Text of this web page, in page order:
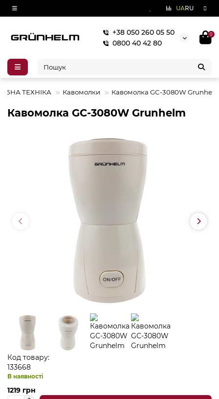
UARU
+38 050 260 05 50
0800 40 42 80
0
ТЕХНІКА Кавомолки Кавомолка GС-3080W
Кавомолка GС-3080W Grunhelm
Код товару:
133668
В наявності
1219 грн